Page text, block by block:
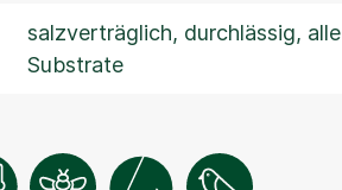
salzverträglich, durchlässig, alle
Substrate